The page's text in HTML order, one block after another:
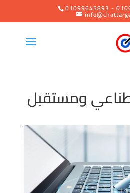
01099645893 -
ومستقبل